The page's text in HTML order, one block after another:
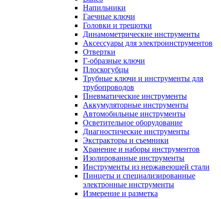
Напильники
Гаечные ключи
Головки и трещотки
Динамометрические инструменты
Аксессуары для электроинструментов
Отвертки
Г-образные ключи
Плоскогубцы
Трубные ключи и инструменты для
трубопроводов
Пневматические инструменты
Аккумуляторные инструменты
Автомобильные инструменты
Осветительное оборудование
Диагностические инструменты
Экстракторы и съемники
Хранение и наборы инструментов
Изолированные инструменты
Инструменты из нержавеющей стали
Пинцеты и специализированные
электронные инструменты
Измерение и разметка